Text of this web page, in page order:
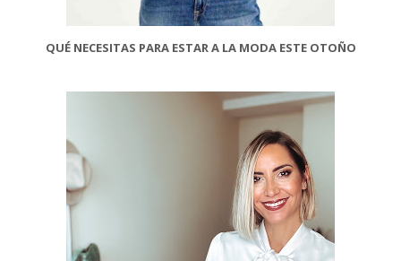
QUÉ NECESITAS PARA ESTAR A LA MODA ESTE OTOÑO